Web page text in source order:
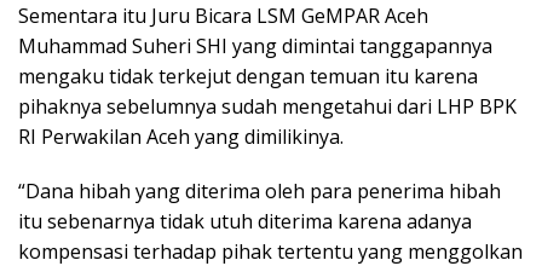
Sementara itu Juru Bicara LSM GeMPAR Aceh
Muhammad Suheri SHI yang dimintai tanggapannya
mengaku tidak terkejut dengan temuan itu karena
pihaknya sebelumnya sudah mengetahui dari LHP BPK
RI Perwakilan Aceh yang dimilikinya.
“Dana hibah yang diterima oleh para penerima hibah
itu sebenarnya tidak utuh diterima karena adanya
kompensasi terhadap pihak tertentu yang menggolkan